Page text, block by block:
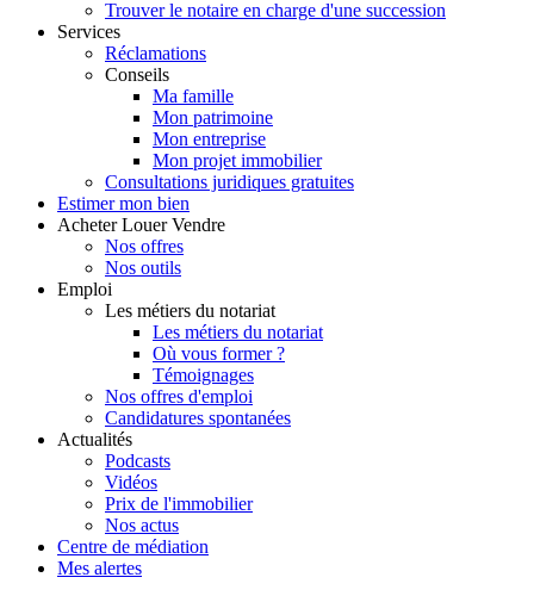
Trouver le notaire en charge d'une succession
Services
Réclamations
Conseils
Ma famille
Mon patrimoine
Mon entreprise
Mon projet immobilier
Consultations juridiques gratuites
Estimer mon bien
Acheter Louer Vendre
Nos offres
Nos outils
Emploi
Les métiers du notariat
Les métiers du notariat
Où vous former ?
Témoignages
Nos offres d'emploi
Candidatures spontanées
Actualités
Podcasts
Vidéos
Prix de l'immobilier
Nos actus
Centre de médiation
Mes alertes